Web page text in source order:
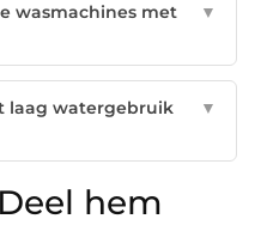
wasmachines met
▼
laag watergebruik
▼
hem